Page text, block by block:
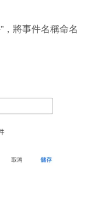
，將事件名稱命名